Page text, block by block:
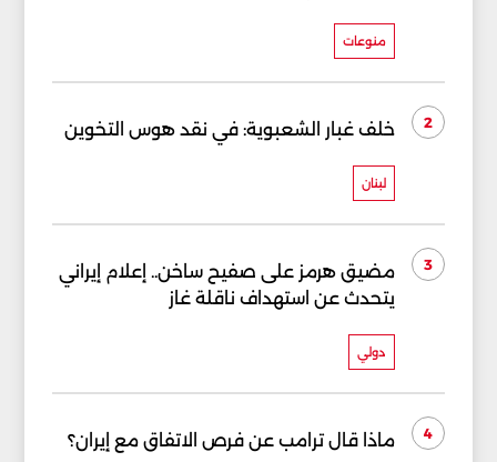
منوعات
2 خلف غبار الشعبوية: في نقد هوس التخوين
لبنان
3
مضيق هرمز على صفيح ساخن.. إعلام إيراني
يتحدث عن استهداف ناقلة غاز
دولي
4 ماذا قال ترامب عن فرص الاتفاق مع إيران؟